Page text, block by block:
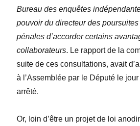
Bureau des enquêtes
pouvoir du directeur des
pénales d’accorder certains
collaborateurs. Le rapport de la
suite de ces consultations, avait
à l’Assemblée par le Député le
arrêté.
Or, loin d’être un projet de loi